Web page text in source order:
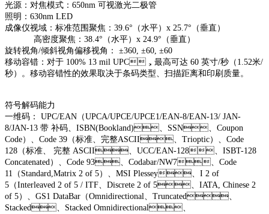
光源：对焦模式：650nm 可视激光二极管
照明：630nm LED
成像仪视域：标准范围聚焦：39.6°（水平）x 25.7°（垂直）
高密度聚焦：38.4°（水平）x 24.9°（垂直）
旋转视角/倾斜视角偏移视角： ±360, ±60, ±60
移动容错：对于 100% 13 mil UPC，最高可达 60 英寸/秒（1.52米/
秒）。移动容错性的效果取决于条码类型、扫描距离和印刷质量。
符号解码能力
一维码： UPC/EAN（UPCA/UPCE/UPCE1/EAN-8/EAN-13/ JAN-
8/JAN-13 带 补码、ISBN(Bookland)、SSN、Coupon
Code）、Code 39（标准、完整ASCII、Trioptic）、Code
128（标准、 完整 ASCII、UCC/EAN-128、ISBT-128
Concatenated）、Code 93、Codabar/NW7、Code
11（Standard,Matrix 2 of 5）、MSI Plessey、I 2 of
5（Interleaved 2 of 5 / ITF、Discrete 2 of 5、IATA, Chinese 2
of 5）、GS1 DataBar（Omnidirectional、Truncated、
Stacked、Stacked Omnidirectional、